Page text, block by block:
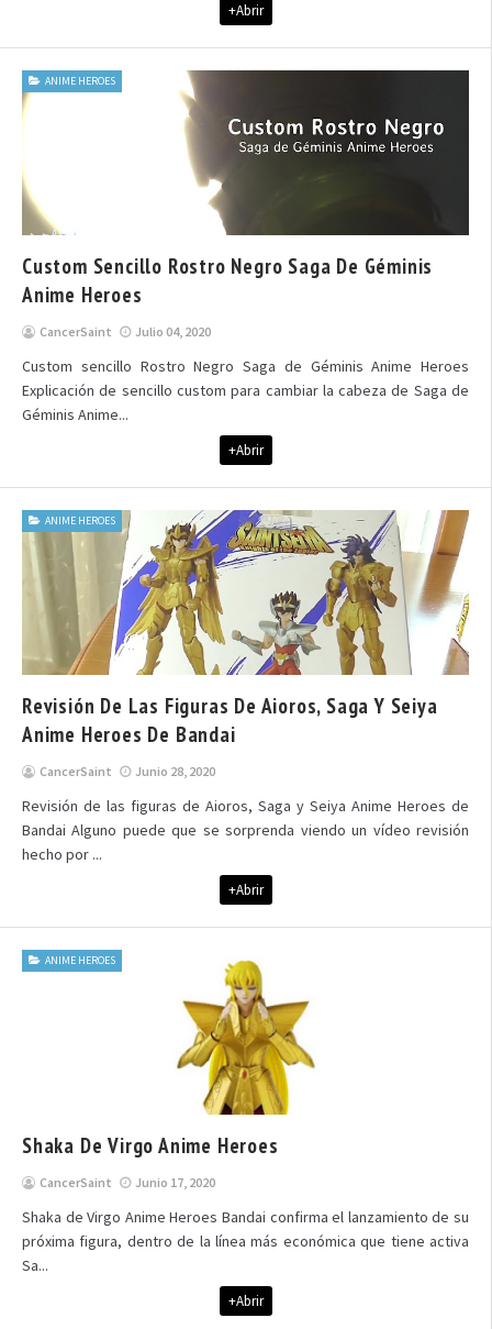
+Abrir
ANIME HEROES
Custom Sencillo Rostro Negro Saga De Géminis
Anime Heroes
CancerSaint Julio 04, 2020
Custom sencillo Rostro Negro Saga de Géminis Anime Heroes
Explicación de sencillo custom para cambiar la cabeza de Saga de
Géminis Anime...
+Abrir
ANIME HEROES
Revisión De Las Figuras De Aioros, Saga Y Seiya
Anime Heroes De Bandai
CancerSaint Junio 28, 2020
Revisión de las figuras de Aioros, Saga y Seiya Anime Heroes de
Bandai Alguno puede que se sorprenda viendo un vídeo revisión
hecho por ...
+Abrir
ANIME HEROES
Shaka De Virgo Anime Heroes
CancerSaint Junio 17, 2020
Shaka de Virgo Anime Heroes Bandai confirma el lanzamiento de su
próxima figura, dentro de la línea más económica que tiene activa
Sa...
+Abrir